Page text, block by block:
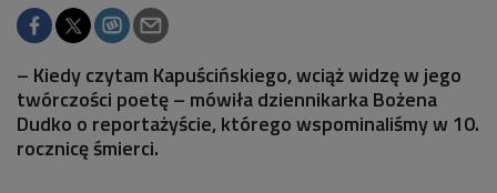
– Kiedy czytam Kapuścińskiego, wciąż widzę w jego
twórczości poetę – mówiła dziennikarka Bożena
Dudko o reportażyście, którego wspominaliśmy w 10.
rocznicę śmierci.